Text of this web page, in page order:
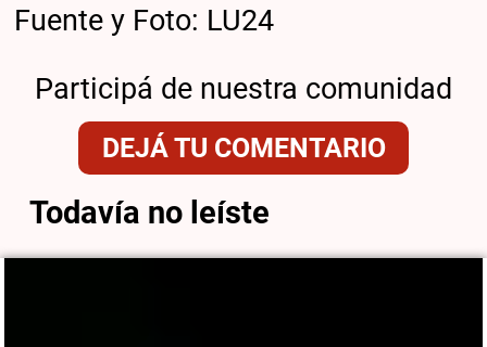
Fuente y Foto: LU24
Participá de nuestra comunidad
DEJÁ TU COMENTARIO
Todavía no leíste